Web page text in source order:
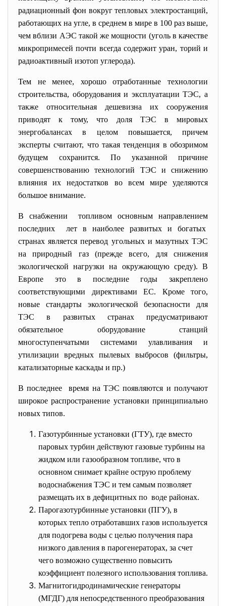
радиационный фон вокруг тепловых электростанций,
работающих на угле, в среднем в мире в 100 раз выше,
чем вблизи АЭС такой же мощности (уголь в качестве
микропримесей почти всегда содержит уран, торий и
радиоактивный изотоп углерода).
Тем не менее, хорошо отработанные технологии
строительства, оборудования и эксплуатации ТЭС, а
также относительная дешевизна их сооружения
приводят к тому, что доля ТЭС в мировых
энергобалансах в целом повышается, причем
эксперты считают, что такая тенденция в обозримом
будущем сохранится. По указанной причине
совершенствованию технологий ТЭС и снижению
влияния их недостатков во всем мире уделяются
большое внимание.
В снабжении топливом основным направлением
последних лет в наиболее развитых и богатых
странах является перевод угольных и мазутных ТЭС
на природный газ (прежде всего, для снижения
экологической нагрузки на окружающую среду). В
Европе это в последние годы закреплено
соответствующими директивами ЕС. Кроме того,
новые стандарты экологической безопасности для
ТЭС в развитых странах предусматривают
обязательное оборудование станций
многоступенчатыми системами улавливания и
утилизации вредных пылевых выбросов (фильтры,
катализаторные каскады и пр.)
В последнее время на ТЭС появляются и получают
широкое распространение установки принципиально
новых типов.
Газотурбинные установки (ГТУ), где вместо
паровых турбин действуют газовые турбины на
жидком или газообразном топливе, что в
основном снимает крайне острую проблему
водоснабжения ТЭС и тем самым позволяет
размещать их в дефицитных по воде районах.
Парогазотурбинные установки (ПГУ), в
которых тепло отработавших газов используется
для подогрева воды с целью получения пара
низкого давления в парогенераторах, за счет
чего возможно существенно повысить
коэффициент полезного использования топлива.
Магнитогидродинамические генераторы
(МГДГ) для непосредственного преобразования